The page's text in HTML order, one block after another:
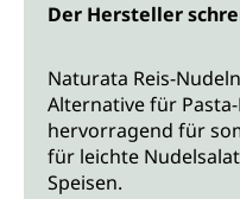
Der Hersteller
Naturata Reis-
Alternative für
hervorragend für
für leichte
Speisen.